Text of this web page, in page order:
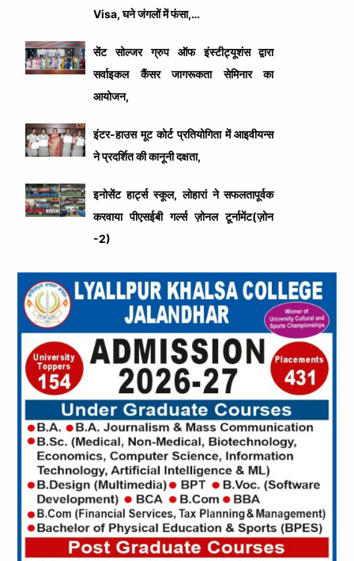
Visa, घने जंगलों में फंसा,…
सेंट सोल्जर ग्रुप ऑफ इंस्टीट्यूशंस द्वारा
सर्वाइकल कैंसर जागरूकता सेमिनार का
आयोजन,
इंटर-हाउस मूट कोर्ट प्रतियोगिता में आइवीयन्स
ने प्रदर्शित की कानूनी दक्षता,
इनोसेंट हार्ट्स स्कूल, लोहारां ने सफलतापूर्वक
करवाया पीएसईबी गर्ल्स ज़ोनल टूर्नामेंट(ज़ोन
-2)